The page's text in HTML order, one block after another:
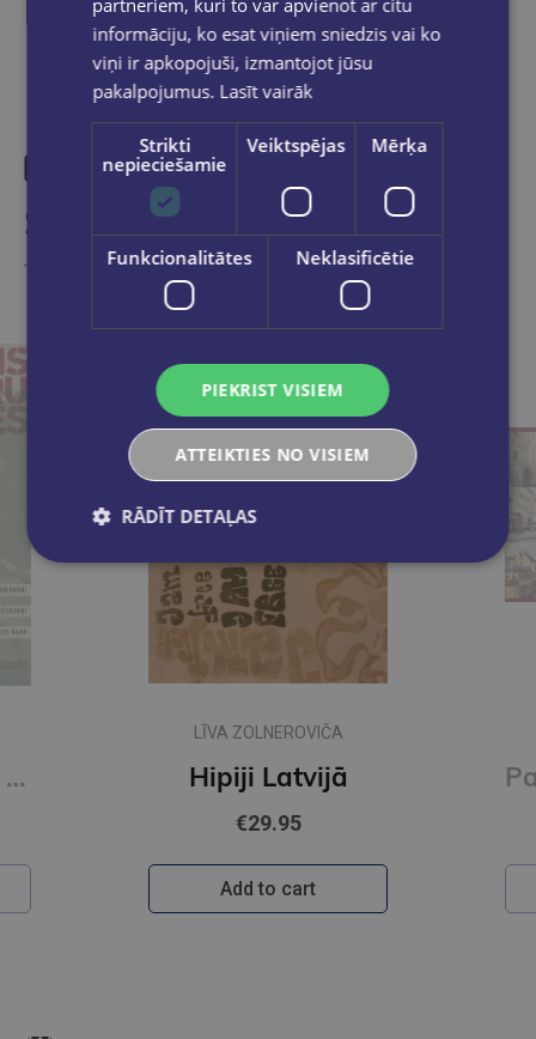
Similar products
Take a look
€35.00
Add to cart
informāciju, ko esat viņiem sniedzis vai ko
viņi ir apkopojuši, izmantojot jūsu
pakalpojumus. Lasīt vairāk
Strikti
nepieciešamie
Veiktspējas Mērķa
Funkcionalitātes Neklasificētie
PIEKRIST VISIEM
ATTEIKTIES NO VISIEM
RĀDĪT DETAĻAS